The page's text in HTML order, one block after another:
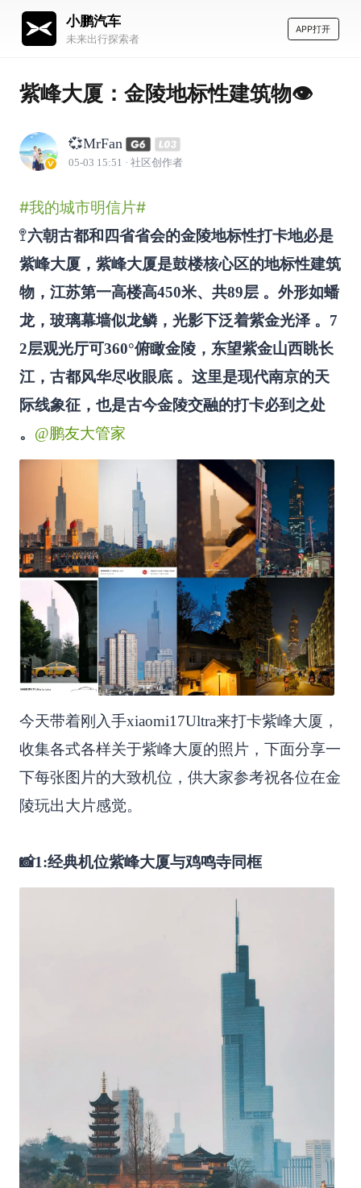
小鹏汽车
未来出行探索者
APP打开
紫峰大厦：金陵地标性建筑物👁️
💞MrFan
05-03 15:51 · 社区创作者
#我的城市明信片#
🚏六朝古都和四省省会的金陵地标性打卡地必是
紫峰大厦，紫峰大厦是鼓楼核心区的地标性建筑
物，江苏第一高楼高450米、共89层 。外形如蟠
龙，玻璃幕墙似龙鳞，光影下泛着紫金光泽 。7
2层观光厅可360°俯瞰金陵，东望紫金山西眺长
江，古都风华尽收眼底 。这里是现代南京的天
际线象征，也是古今金陵交融的打卡必到之处
。 @鹏友大管家
今天带着刚入手xiaomi17Ultra来打卡紫峰大厦，
收集各式各样关于紫峰大厦的照片，下面分享一
下每张图片的大致机位，供大家参考祝各位在金
陵玩出大片感觉。
📸1:经典机位紫峰大厦与鸡鸣寺同框